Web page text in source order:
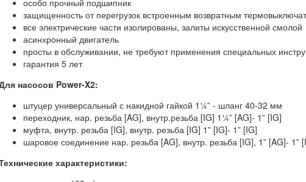
особо прочный подшипник
защищенность от перегрузок встроенным возвратным
все электрические части изолированы, залиты искусственной смолой
асинхронный двигатель
просты в обслуживании, не требуют применения специальных
гарантия 5 лет
насосов Power-X2:
штуцер универсальный с накидной гайкой 1¼” - шланг 40-32 мм
переходник, нар. резьба [AG], внутр.резьба [IG] 1¼” [AG]- 1” [IG]
муфта, внутр. резьба [IG], внутр. резьба [IG] 1” [IG]- 1” [IG]
шаровое соединение нар. резьба [AG], внутр. резьба [IG], 1” [AG]- 1”
характеристики: